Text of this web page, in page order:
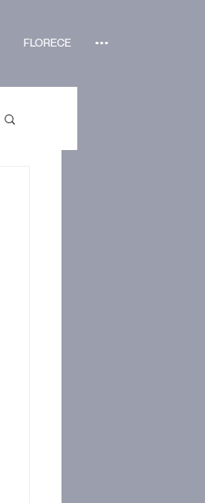
FLORECE •••